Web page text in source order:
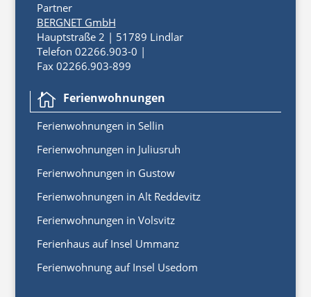
Partner
BERGNET GmbH
Hauptstraße 2 | 51789 Lindlar
Telefon 02266.903-0 |
Fax 02266.903-899
 Ferienwohnungen
Ferienwohnungen in Sellin
Ferienwohnungen in Juliusruh
Ferienwohnungen in Gustow
Ferienwohnungen in Alt Reddevitz
Ferienwohnungen in Volsvitz
Ferienhaus auf Insel Ummanz
Ferienwohnung auf Insel Usedom